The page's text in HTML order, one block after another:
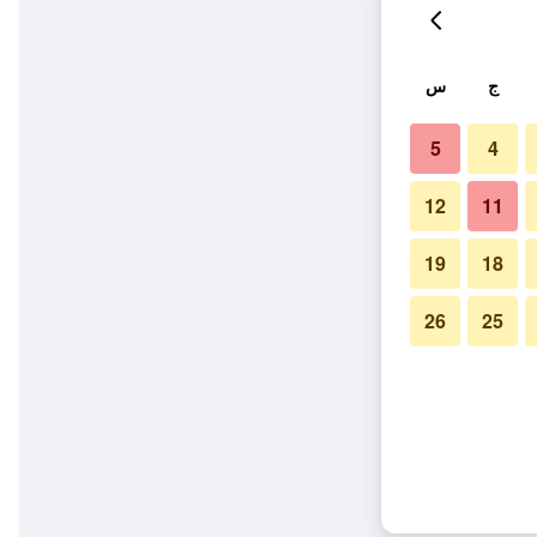
ج س
4
5
11
12
18
19
25
26